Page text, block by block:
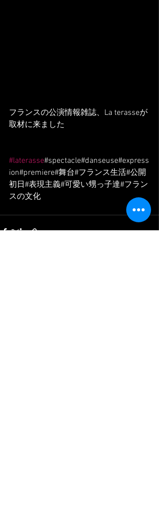
フランスの公演情報雑誌、La terasseが
取材に来ました
#laterasse#spectacle#danseuse#express
ion#premiere#舞台#フランス生活#公開
初日#表現主義#可愛い甥っ子達#フラン
スの文化